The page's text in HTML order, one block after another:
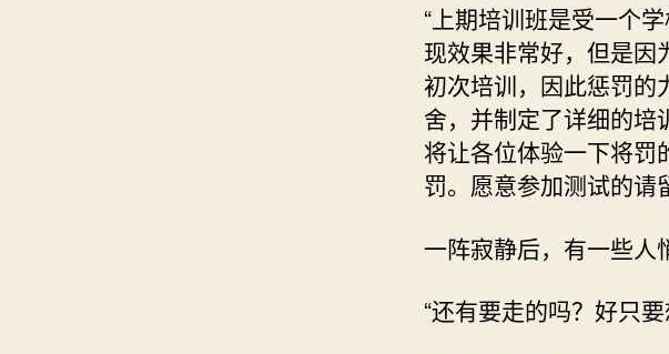
“上期培训班是受一个
现效果非常好，但是因
初次培训，因此惩罚的
舍，并制定了详细的培
将让各位体验一下将罚
罚。愿意参加测试的请
一阵寂静后，有一些
“还有要走的吗？好只